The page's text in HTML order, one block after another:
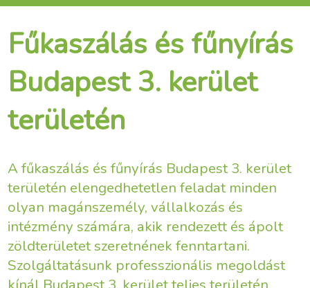
Fűkaszálás és fűnyírás
Budapest 3. kerület
területén
A fűkaszálás és fűnyírás Budapest 3. kerület
területén elengedhetetlen feladat minden
olyan magánszemély, vállalkozás és
intézmény számára, akik rendezett és ápolt
zöldterületet szeretnének fenntartani.
Szolgáltatásunk professzionális megoldást